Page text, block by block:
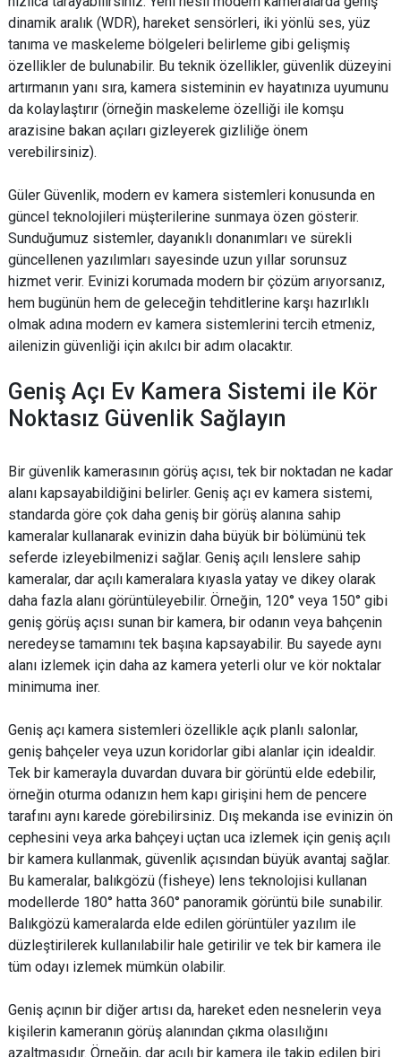
dinamik aralık (WDR), hareket sensörleri, iki yönlü ses, yüz
tanıma ve maskeleme bölgeleri belirleme gibi gelişmiş
özellikler de bulunabilir. Bu teknik özellikler, güvenlik düzeyini
artırmanın yanı sıra, kamera sisteminin ev hayatınıza uyumunu
da kolaylaştırır (örneğin maskeleme özelliği ile komşu
arazisine bakan açıları gizleyerek gizliliğe önem
verebilirsiniz).
Güler Güvenlik, modern ev kamera sistemleri konusunda en
güncel teknolojileri müşterilerine sunmaya özen gösterir.
Sunduğumuz sistemler, dayanıklı donanımları ve sürekli
güncellenen yazılımları sayesinde uzun yıllar sorunsuz
hizmet verir. Evinizi korumada modern bir çözüm arıyorsanız,
hem bugünün hem de geleceğin tehditlerine karşı hazırlıklı
olmak adına modern ev kamera sistemlerini tercih etmeniz,
ailenizin güvenliği için akılcı bir adım olacaktır.
Geniş Açı Ev Kamera Sistemi ile Kör
Noktasız Güvenlik Sağlayın
Bir güvenlik kamerasının görüş açısı, tek bir noktadan ne kadar
alanı kapsayabildiğini belirler. Geniş açı ev kamera sistemi,
standarda göre çok daha geniş bir görüş alanına sahip
kameralar kullanarak evinizin daha büyük bir bölümünü tek
seferde izleyebilmenizi sağlar. Geniş açılı lenslere sahip
kameralar, dar açılı kameralara kıyasla yatay ve dikey olarak
daha fazla alanı görüntüleyebilir. Örneğin, 120° veya 150° gibi
geniş görüş açısı sunan bir kamera, bir odanın veya bahçenin
neredeyse tamamını tek başına kapsayabilir. Bu sayede aynı
alanı izlemek için daha az kamera yeterli olur ve kör noktalar
minimuma iner.
Geniş açı kamera sistemleri özellikle açık planlı salonlar,
geniş bahçeler veya uzun koridorlar gibi alanlar için idealdir.
Tek bir kamerayla duvardan duvara bir görüntü elde edebilir,
örneğin oturma odanızın hem kapı girişini hem de pencere
tarafını aynı karede görebilirsiniz. Dış mekanda ise evinizin ön
cephesini veya arka bahçeyi uçtan uca izlemek için geniş açılı
bir kamera kullanmak, güvenlik açısından büyük avantaj sağlar.
Bu kameralar, balıkgözü (fisheye) lens teknolojisi kullanan
modellerde 180° hatta 360° panoramik görüntü bile sunabilir.
Balıkgözü kameralarda elde edilen görüntüler yazılım ile
düzleştirilerek kullanılabilir hale getirilir ve tek bir kamera ile
tüm odayı izlemek mümkün olabilir.
Geniş açının bir diğer artısı da, hareket eden nesnelerin veya
kişilerin kameranın görüş alanından çıkma olasılığını
azaltmasıdır. Örneğin, dar açılı bir kamera ile takip edilen biri